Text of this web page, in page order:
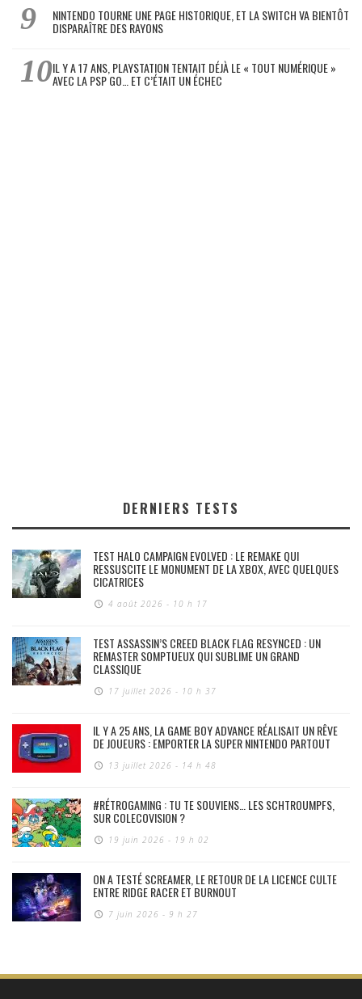
NINTENDO TOURNE UNE PAGE HISTORIQUE, ET LA SWITCH VA BIENTÔT
DISPARAÎTRE DES RAYONS
IL Y A 17 ANS, PLAYSTATION TENTAIT DÉJÀ LE « TOUT NUMÉRIQUE »
AVEC LA PSP GO… ET C’ÉTAIT UN ÉCHEC
DERNIERS TESTS
TEST HALO CAMPAIGN EVOLVED : LE REMAKE QUI
RESSUSCITE LE MONUMENT DE LA XBOX, AVEC QUELQUES
CICATRICES
4 août 2026 - 10 h 17
TEST ASSASSIN’S CREED BLACK FLAG RESYNCED : UN
REMASTER SOMPTUEUX QUI SUBLIME UN GRAND
CLASSIQUE
17 juillet 2026 - 10 h 37
IL Y A 25 ANS, LA GAME BOY ADVANCE RÉALISAIT UN RÊVE
DE JOUEURS : EMPORTER LA SUPER NINTENDO PARTOUT
13 juillet 2026 - 14 h 48
#RÉTROGAMING : TU TE SOUVIENS… LES SCHTROUMPFS,
SUR COLECOVISION ?
19 juin 2026 - 19 h 02
ON A TESTÉ SCREAMER, LE RETOUR DE LA LICENCE CULTE
ENTRE RIDGE RACER ET BURNOUT
7 juin 2026 - 9 h 27